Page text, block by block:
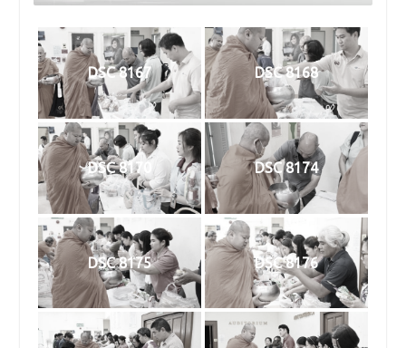
DSC 8167 DSC 8168
DSC 8170 DSC 8174
DSC 8175 DSC 8176